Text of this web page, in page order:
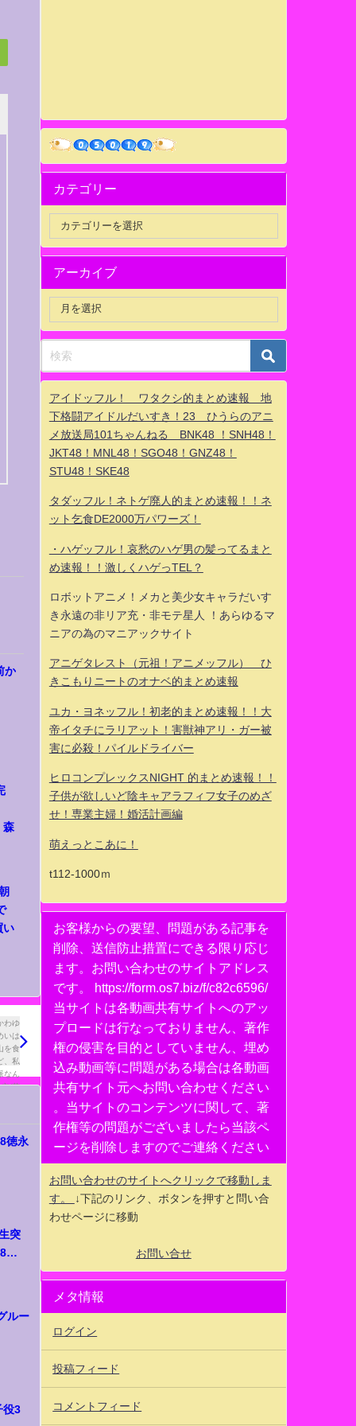
か
森
い
徳永
突
ルー
役3
カテゴリー
アーカイブ
アイドッフル！ ワタクシ的まとめ速報 地
下格闘アイドルだいすき！23 ひうらのアニ
メ放送局101ちゃんねる BNK48 ！SNH48！
JKT48！MNL48！SGO48！GNZ48！
STU48！SKE48
タダッフル！ネトゲ廃人的まとめ速報！！ネ
ット乞食DE2000万パワーズ！
・ハゲッフル！哀愁のハゲ男の髪ってるまと
め速報！！激しくハゲっTEL？
ロボットアニメ！メカと美少女キャラだいす
き永遠の非リア充・非モテ星人 ！あらゆるマ
ニアの為のマニアックサイト
アニゲタレスト（元祖！アニメッフル） ひ
きこもりニートのオナベ的まとめ速報
ユカ・ヨネッフル！初老的まとめ速報！！大
帝イタチにラリアット！害獣神アリ・ガー被
害に必殺！パイルドライバー
ヒロコンプレックスNIGHT 的まとめ速報！！
子供が欲しいど陰キャアラフィフ女子のめざ
せ！専業主婦！婚活計画編
萌えっとこあに！
t112-1000ｍ
お客様からの要望、問題がある記事を
削除、送信防止措置にできる限り応じ
ます。お問い合わせのサイトアドレス
です。 https://form.os7.biz/f/c82c6596/
当サイトは各動画共有サイトへのアッ
プロードは行なっておりません、著作
権の侵害を目的としていません、埋め
込み動画等に問題がある場合は各動画
共有サイト元へお問い合わせください
。当サイトのコンテンツに関して、著
作権等の問題がございましたら当該ペ
ージを削除しますのでご連絡ください
お問い合わせのサイトへクリックで移動しま
す。
↓下記のリンク、ボタンを押すと問い合
わせページに移動
お問い合せ
メタ情報
ログイン
投稿フィード
コメントフィード